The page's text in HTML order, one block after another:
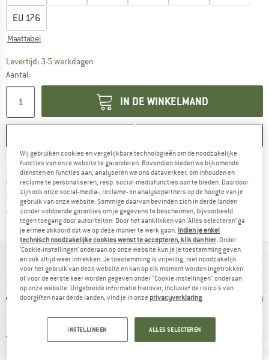
EU 176
Maattabel
Levertijd: 3-5 werkdagen
Aantal:
IN DE WINKELMAND
Gratis verzending vanaf € 69 (NL)Vind hier de
100 dagen bedenktijdVind de betalingsinformatie hier!
> 4.000.000 tevreden klanten
Alle artikelen in voorraad
IN EEN OOGOPSLAG
Wij gebruiken cookies en vergelijkbare technologieën om de noodzakelijke
functies van onze website te garanderen. Bovendien bieden we bijkomende
diensten en functies aan, analyseren we ons dataverkeer, om inhouden en
reclame te personaliseren, resp. social-mediafuncties aan te bieden. Daardoor
zijn ook onze social-media-, reclame- en analysepartners op de hoogte van je
gebruik van onze website. Sommige daarvan bevinden zich in derde landen
zonder voldoende garanties om je gegevens te beschermen, bijvoorbeeld
tegen toegang door autoriteiten. Door het aanklikken van ‘Alles selecteren’ ga
je ermee akkoord dat we op deze manier te werk gaan. Indien je enkel
technisch noodzakelijke cookies wenst te accepteren, klik dan hier. Onder
‘Cookie-instellingen’ onderaan op onze website kun je je toestemming geven
en ook altijd weer intrekken. Je toestemming is vrijwillig, niet noodzakelijk
voor het gebruik van deze website en kan op elk moment worden ingetrokken
of voor de eerste keer worden gegeven onder "Cookie-instellingen" onderaan
op onze website. Uitgebreide informatie hierover, inclusief de risico's van
doorgiften naar derde landen, vind je in onze privacyverklaring.
INSTELLINGEN ALLES SELECTEREN